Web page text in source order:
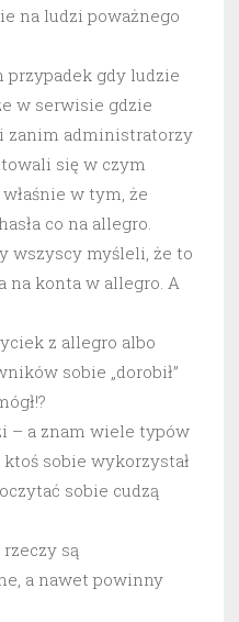
na ludzi poważnego
przypadek gdy ludzie
w serwisie gdzie
zanim administratorzy
się w czym
w tym, że
co na allegro.
wszyscy myśleli, że to
na konta w allegro. A
z allegro albo
sobie „dorobił”
– a znam wiele typów
sobie wykorzystał
sobie cudzą
są
a nawet powinny